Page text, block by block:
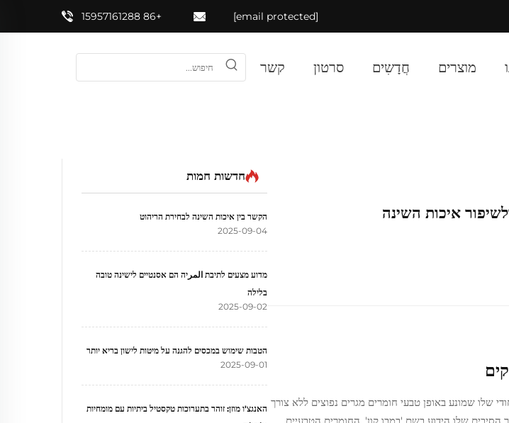
+86 15957161288 [email protected]
מוצרים חֲדָשִים סרטון קשר
איכות השינה
שלו שמונע באופן טבעי חומרים מגרים נפוצים ללא צורך
חדשות חמות
הקשר בין איכות השינה לבחירת הריהוט
2025-09-04
מדוע מצעים לתיבת المرיה הם אסנטיים לישינה טובה
בלילה
2025-09-02
הטבות שימוש במכסים להגנה על מיטות לישון בריא יותר
2025-09-01
האנגצ'ו מוזן: זוהר בתערוכות טקסטיל ביתיות עם מומחיות